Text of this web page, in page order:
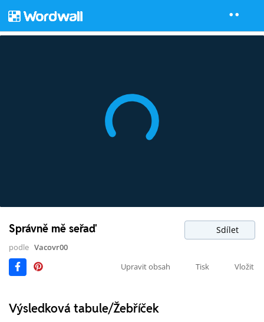
Správně mě seřaď Sdílet
podle Vacovr00
Upravit obsah
Tisk Vložit
Výsledková tabule/Žebříček